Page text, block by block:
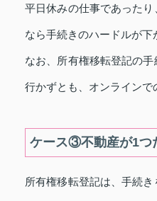
平日休みの仕事であった
なら手続きのハードルが下
なお、所有権移転登記の
行かずとも、オンラインで
ケース③不動産が1つ
所有権移転登記は、手続